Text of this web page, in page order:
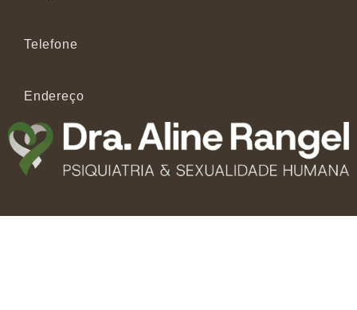
Telefone
Endereço